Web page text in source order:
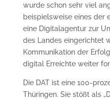
wurde schon sehr viel
beispielsweise eines der
eine Digitalagentur zur
des Landes eingerichtet
Kommunikation der
digital Erreichte weiter
Die DAT ist eine 100-
Thüringen. Sie stößt als